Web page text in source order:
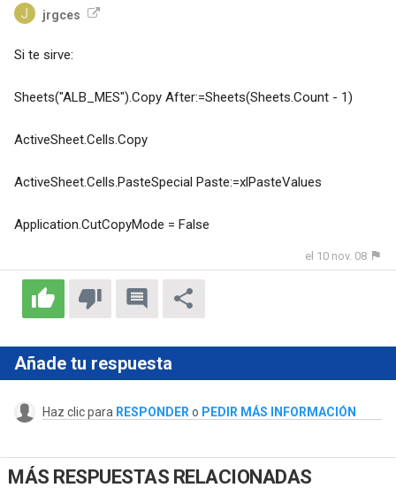
jrgces
Si te sirve:
Sheets("ALB_MES").Copy After:=Sheets(Sheets.Count - 1)
ActiveSheet.Cells.Copy
ActiveSheet.Cells.PasteSpecial Paste:=xlPasteValues
Application.CutCopyMode = False
el 10 nov. 08
Añade tu respuesta
Haz clic para RESPONDER o PEDIR MÁS INFORMACIÓN
MÁS RESPUESTAS RELACIONADAS